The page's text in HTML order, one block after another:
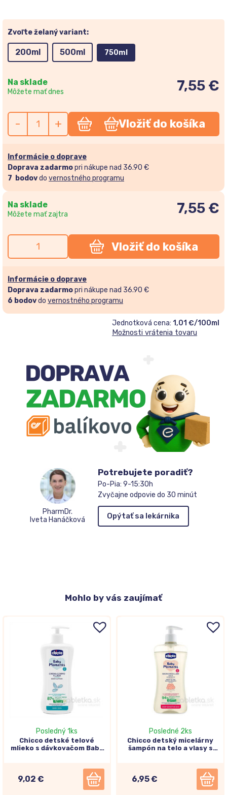
Zvoľte želaný variant:
200ml 500ml 750ml
Na sklade
Môžete mať dnes 7,55 €
- + Vložiť do košíka
Informácie o doprave
Doprava zadarmopri nákupe nad 36.90 €
7 bodovdo vernostného programu
Na sklade
Môžete mať zajtra 7,55 €
Vložiť do košíka
Informácie o doprave
Doprava zadarmopri nákupe nad 36.90 €
6 bodovdo vernostného programu
Jednotková cena: 1,01 €/100ml
Možnosti vrátenia tovaru
PharmDr.
Iveta Hanáčková
Potrebujete poradiť?
Po-Pia: 9-15:30h
Zvyčajne odpovie do 30 minút
Opýtať sa lekárnika
Mohlo by vás zaujímať
Posledný 1ks
Chicco detské telové
mlieko s dávkovačom Baby
9,02 €
Posledné 2ks
Chicco detský micelárny
šampón na telo a vlasy s
6,95 €